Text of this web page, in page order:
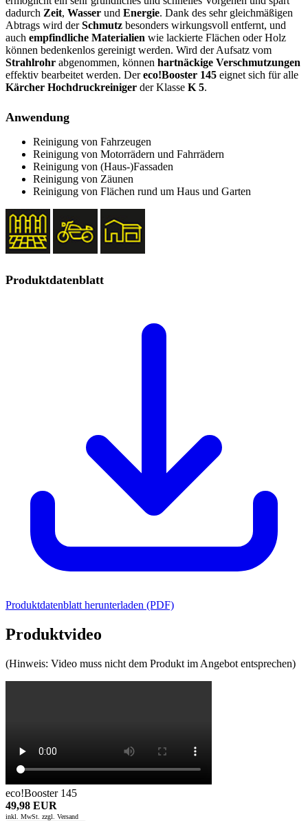
dadurch Zeit, Wasser und Energie. Dank des sehr gleichmäßigen
Abtrags wird derSchmutz besonders wirkungsvoll entfernt, und
auch empfindliche Materialien wie lackierte Flächen oder Holz
können bedenkenlos gereinigt werden. Wird der Aufsatz vom
Strahlrohr abgenommen, können hartnäckige Verschmutzungen
effektiv bearbeitet werden. Dereco!Booster 145 eignet sich für alle
Kärcher Hochdruckreiniger der Klasse K 5.
Anwendung
Reinigung von Fahrzeugen
Reinigung von Motorrädern und Fahrrädern
Reinigung von (Haus-)Fassaden
Reinigung von Zäunen
Reinigung von Flächen rund um Haus und Garten
Produktdatenblatt
Produktdatenblatt herunterladen (PDF)
Produktvideo
(Hinweis: Video muss nicht dem Produkt im Angebot entsprechen)
eco!Booster 145
49,98 EUR
inkl. MwSt. zzgl. Versand